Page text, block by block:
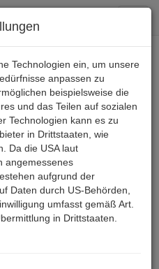
Technologien ein, um unsere
anpassen zu
beispielsweise die
und das Teilen auf sozialen
Technologien kann es zu
in Drittstaaten, wie
Da die USA laut
angemessenes
aufgrund der
Daten durch US-Behörden,
umfasst gemäß Art.
in Drittstaaten.
36 355
auf der Hebalm
Bewertungen